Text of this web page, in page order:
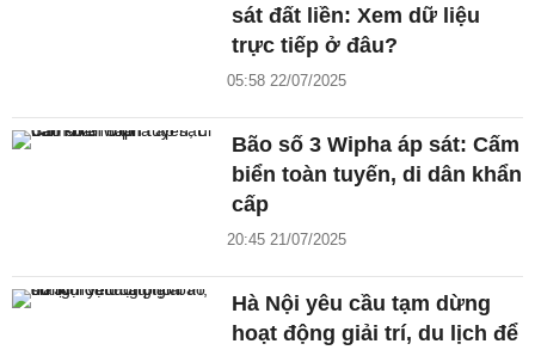
sát đất liền: Xem dữ liệu
trực tiếp ở đâu?
05:58 22/07/2025
Bão số 3 Wipha áp sát: Cấm
biển toàn tuyến, di dân khẩn
cấp
20:45 21/07/2025
Hà Nội yêu cầu tạm dừng
hoạt động giải trí, du lịch để